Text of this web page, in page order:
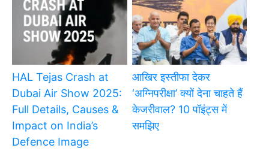
HAL Tejas Crash at
Dubai Air Show 2025:
Full Details, Causes &
Impact on India’s
Defence Image
आखिर इस्तीफा देकर
‘अग्निपरीक्षा’ क्यों देना चाहते हैं
केजरीवाल? 10 पॉइंट्स में
समझिए